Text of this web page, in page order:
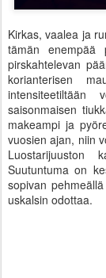
Kirkas, vaalea ja
tämän enempää
pirskahtelevan
korianterisen
intensiteetiltään
saisonmaisen
makeampi ja
vuosien ajan, niin
Luostarijuuston
Suutuntuma on
sopivan
uskalsin odottaa.